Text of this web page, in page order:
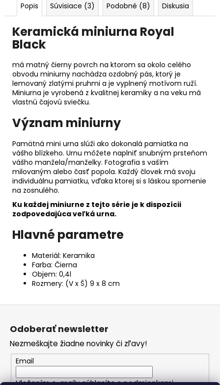
Popis Súvisiace (3) Podobné (8) Diskusia
Keramická miniurna Royal
Black
má matný čierny povrch na ktorom sa okolo celého
obvodu miniurny nachádza ozdobný pás, ktorý je
lemovaný zlatými pruhmi a je vyplnený motívom ruží.
Miniurna je vyrobená z kvalitnej keramiky a na veku má
vlastnú čajovú sviečku.
Význam miniurny
Pamätná mini urna slúži ako dokonalá pamiatka na
vášho blízkeho. Urnu môžete naplniť snubným prsteňom
vášho manžela/manželky. Fotografia s vaším
milovaným alebo časť popola. Každý človek má svoju
individuálnu pamiatku, vďaka ktorej si s láskou spomenie
na zosnulého.
Ku každej miniurne z tejto série je k dispozícii
zodpovedajúca veľká urna.
Hlavné parametre
Materiál: Keramika
Farba: Čierna
Objem: 0,4l
Rozmery: (V x Š) 9 x 8 cm
Odoberať newsletter
Nezmeškajte žiadne novinky či zľavy!
Email